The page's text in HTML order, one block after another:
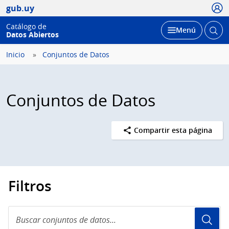
gub.uy
Catálogo de
Datos Abiertos
Desplegar
Menú Abrir
Inicio Conjuntos de Datos
Conjuntos de Datos
Compartir esta página
Filtros
conjuntos